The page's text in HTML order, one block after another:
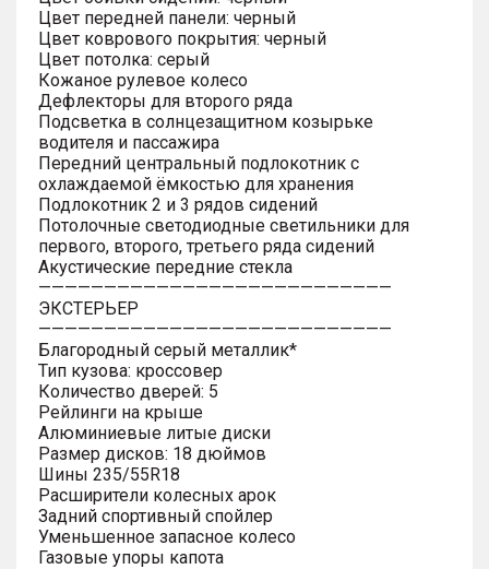
Цвет передней панели: черный
Цвет коврового покрытия: черный
Цвет потолка: серый
Кожаное рулевое колесо
Дефлекторы для второго ряда
Подсветка в солнцезащитном козырьке
водителя и пассажира
Передний центральный подлокотник с
охлаждаемой ёмкостью для хранения
Подлокотник 2 и 3 рядов сидений
Потолочные светодиодные светильники для
первого, второго, третьего ряда сидений
Акустические передние стекла
———————————————————————————
ЭКСТЕРЬЕР
———————————————————————————
Благородный серый металлик*
Тип кузова: кроссовер
Количество дверей: 5
Рейлинги на крыше
Алюминиевые литые диски
Размер дисков: 18 дюймов
Шины 235/55R18
Расширители колесных арок
Задний спортивный спойлер
Уменьшенное запасное колесо
Газовые упоры капота